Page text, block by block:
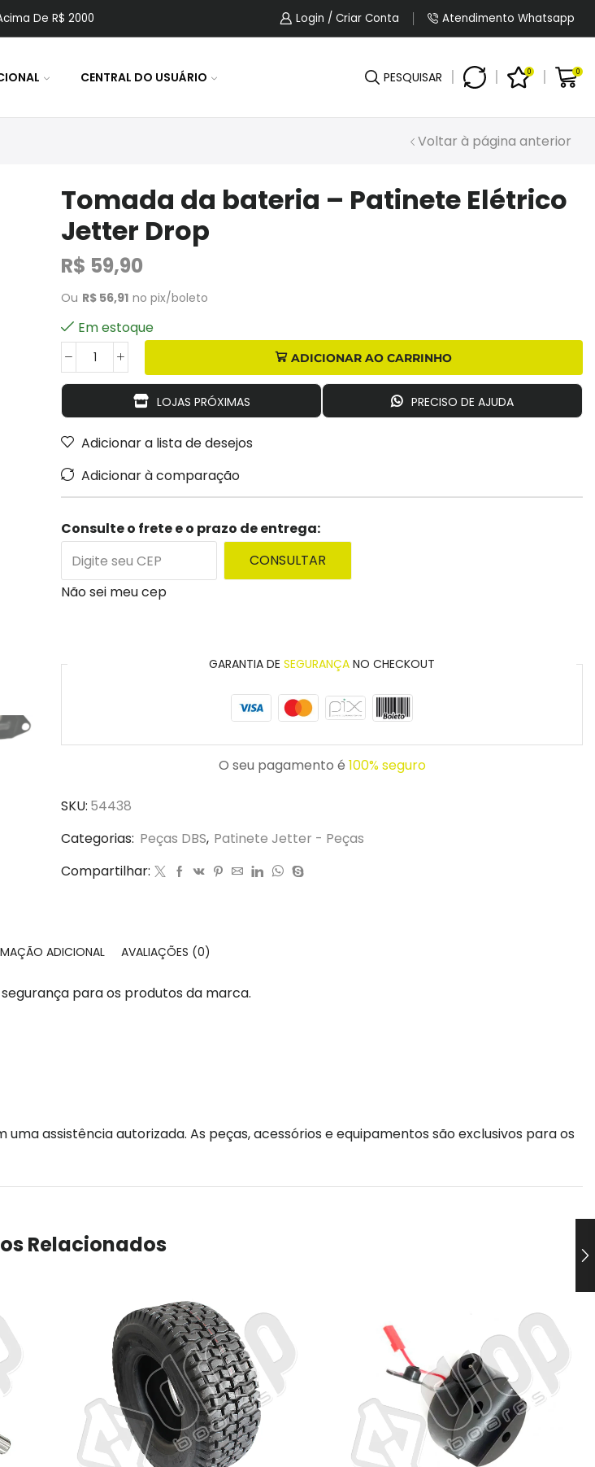
De R$ 2000 5% OFF No Pagamento Por PIX Ou Boleto.
Login / Criar Conta Atendimento Whatsapp
CENTRAL DO USUÁRIO PESQUISAR 0 0
Voltar à página anterior
Tomada da bateria – Patinete Elétrico
Jetter Drop
R$ 59,90
Ou R$ 56,91 no pix/boleto
Em estoque
ADICIONAR AO CARRINHO
LOJAS PRÓXIMAS PRECISO DE AJUDA
Adicionar a lista de desejos
Adicionar à comparação
Consulte o frete e o prazo de entrega:
CONSULTAR
Não sei meu cep
GARANTIA DE SEGURANÇA NO CHECKOUT
O seu pagamento é 100% seguro
SKU: 54438
Categorias: Peças DBS, Patinete Jetter - Peças
Compartilhar:
ADICIONAL AVALIAÇÕES (0)
para os produtos da marca.
assistência autorizada. As peças, acessórios e equipamentos são exclusivos para os
Relacionados